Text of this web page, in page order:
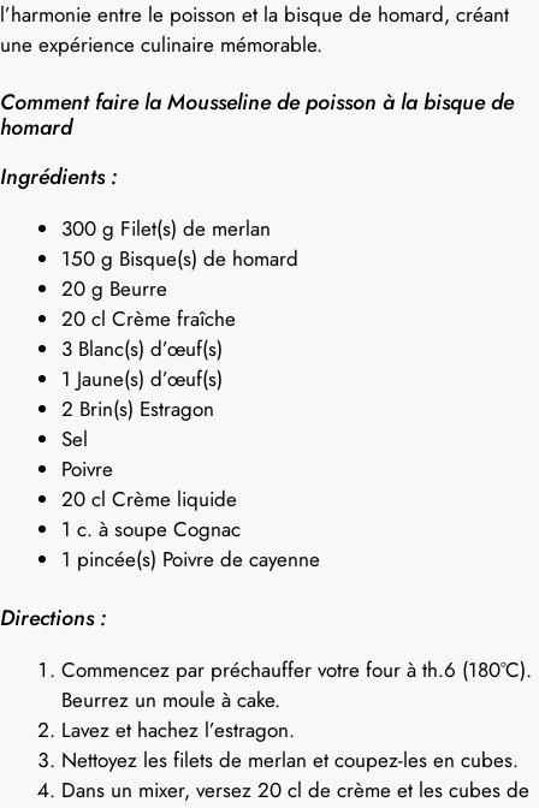
l’harmonie entre le poisson et la bisque de homard, créant
une expérience culinaire mémorable.
Comment faire la Mousseline de poisson à la bisque de
homard
Ingrédients :
300 g Filet(s) de merlan
150 g Bisque(s) de homard
20 g Beurre
20 cl Crème fraîche
3 Blanc(s) d’œuf(s)
1 Jaune(s) d’œuf(s)
2 Brin(s) Estragon
Sel
Poivre
20 cl Crème liquide
1 c. à soupe Cognac
1 pincée(s) Poivre de cayenne
Directions :
Commencez par préchauffer votre four à th.6 (180°C).
Beurrez un moule à cake.
Lavez et hachez l’estragon.
Nettoyez les filets de merlan et coupez-les en cubes.
Dans un mixer, versez 20 cl de crème et les cubes de